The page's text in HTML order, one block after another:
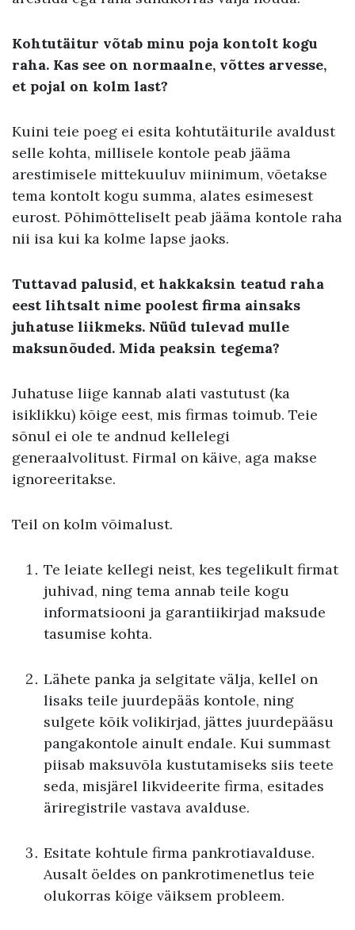
Kohtutäitur võtab minu poja kontolt kogu
raha. Kas see on normaalne, võttes arvesse,
et pojal on kolm last?
Kuini teie poeg ei esita kohtutäiturile avaldust
selle kohta, millisele kontole peab jääma
arestimisele mittekuuluv miinimum, võetakse
tema kontolt kogu summa, alates esimesest
eurost. Põhimõtteliselt peab jääma kontole raha
nii isa kui ka kolme lapse jaoks.
Tuttavad palusid, et hakkaksin teatud raha
eest lihtsalt nime poolest firma ainsaks
juhatuse liikmeks. Nüüd tulevad mulle
maksunõuded. Mida peaksin tegema?
Juhatuse liige kannab alati vastutust (ka
isiklikku) kõige eest, mis firmas toimub. Teie
sõnul ei ole te andnud kellelegi
generaalvolitust. Firmal on käive, aga makse
ignoreeritakse.
Teil on kolm võimalust.
Te leiate kellegi neist, kes tegelikult firmat
juhivad, ning tema annab teile kogu
informatsiooni ja garantiikirjad maksude
tasumise kohta.
Lähete panka ja selgitate välja, kellel on
lisaks teile juurdepääs kontole, ning
sulgete kõik volikirjad, jättes juurdepääsu
pangakontole ainult endale. Kui summast
piisab maksuvõla kustutamiseks siis teete
seda, misjärel likvideerite firma, esitades
äriregistrile vastava avalduse.
Esitate kohtule firma pankrotiavalduse.
Ausalt öeldes on pankrotimenetlus teie
olukorras kõige väiksem probleem.